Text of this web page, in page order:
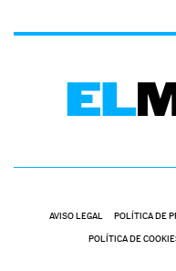
AVISO LEGAL POLÍTICA DE
POLÍTICA DE